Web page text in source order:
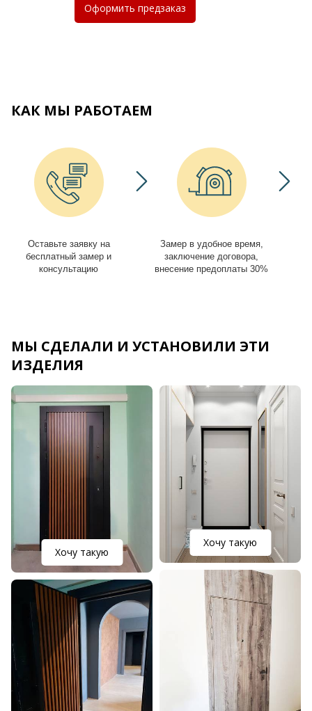
Оформить предзаказ
КАК МЫ РАБОТАЕМ
Оставьте заявку на
бесплатный замер и
консультацию
Замер в удобное время,
заключение договора,
внесение предоплаты 30%
МЫ СДЕЛАЛИ И УСТАНОВИЛИ ЭТИ
ИЗДЕЛИЯ
Хочу такую
Хочу такую